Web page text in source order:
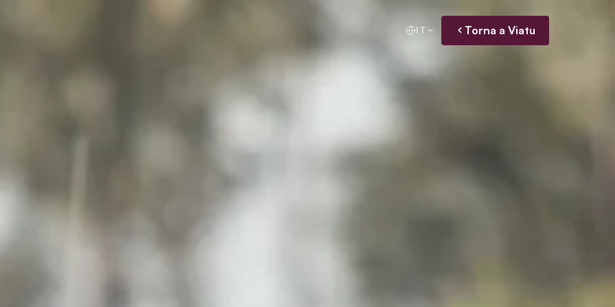
IT Torna a Viatu